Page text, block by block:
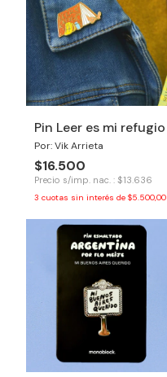
Pin Leer es mi refugio
Por: Vik Arrieta
$16.500
Precio s/imp. nac. : $13.636
3 cuotas sin interés de $5.500,00